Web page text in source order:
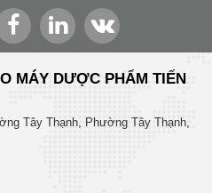
MÁY DƯỢC PHẨM TIẾN
Tây Thạnh, Phường Tây Thạnh,